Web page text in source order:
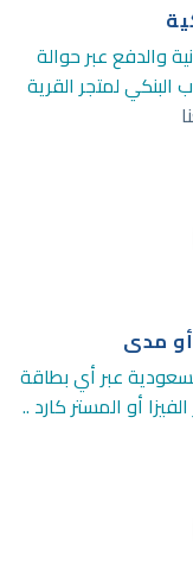
والدفع عبر حوالة
لمتجر القرية
أو مدى
عبر أي بطاقة
أو المستر كارد ..